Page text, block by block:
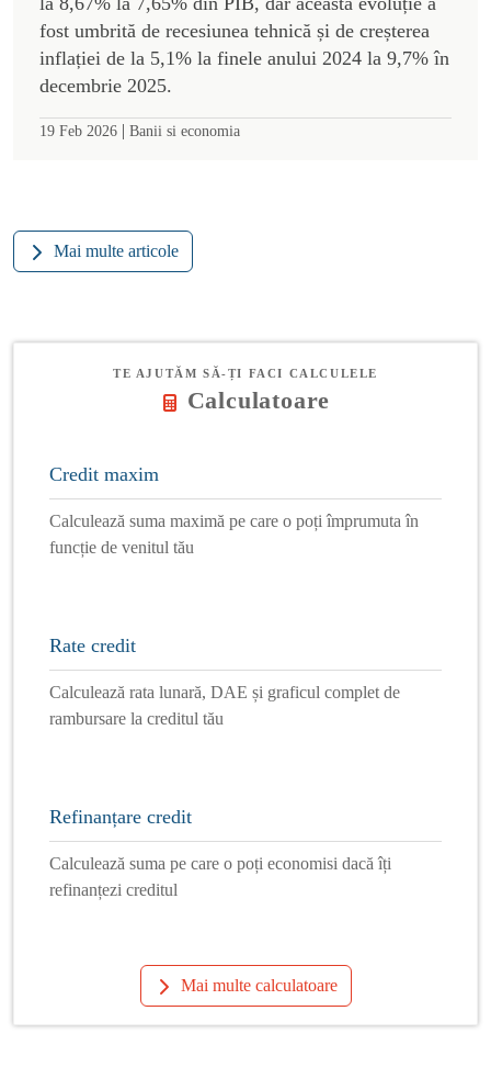
fost umbrită de recesiunea tehnică și de creșterea
inflației de la 5,1% la finele anului 2024 la 9,7% în
decembrie 2025.
19 Feb 2026 | Banii si economia
Mai multe articole
TE AJUTĂM SĂ-ȚI FACI CALCULELE
Calculatoare
Credit maxim
Calculează suma maximă pe care o poți împrumuta în
funcție de venitul tău
Rate credit
Calculează rata lunară, DAE și graficul complet de
rambursare la creditul tău
Refinanțare credit
Calculează suma pe care o poți economisi dacă îți
refinanțezi creditul
Mai multe calculatoare